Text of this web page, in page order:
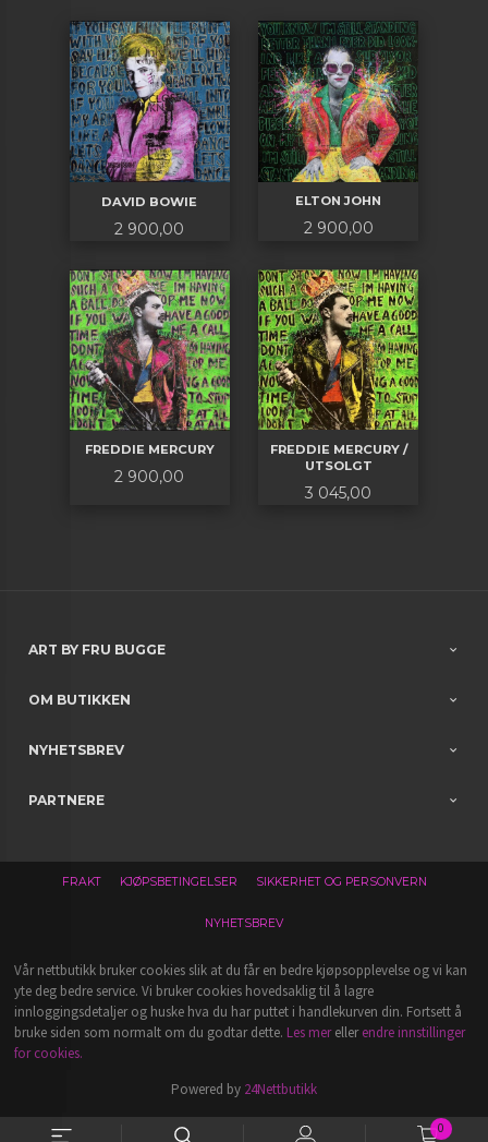
0
DAVID BOWIE
Pris
2 900,00
ELTON JOHN
Pris
2 900,00
FREDDIE MERCURY
Pris
2 900,00
FREDDIE MERCURY /
UTSOLGT
Pris
3 045,00
ART BY FRU BUGGE
OM BUTIKKEN
NYHETSBREV
PARTNERE
FRAKT KJØPSBETINGELSER SIKKERHET OG PERSONVERN
NYHETSBREV
Vår nettbutikk bruker cookies slik at du får en bedre kjøpsopplevelse og vi kan
yte deg bedre service. Vi bruker cookies hovedsaklig til å lagre
innloggingsdetaljer og huske hva du har puttet i handlekurven din. Fortsett å
bruke siden som normalt om du godtar dette. Les merellerendre innstillinger
for cookies.
Powered by 24Nettbutikk